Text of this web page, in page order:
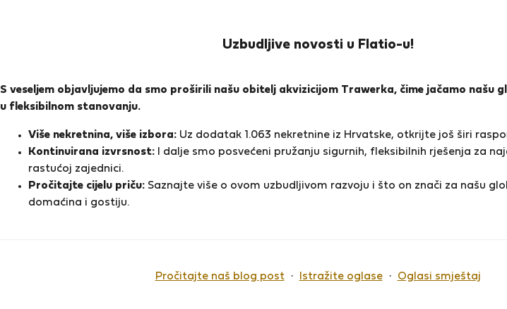
Uzbudljive novosti u Flatio-u!
S veseljem objavljujemo da smo proširili našu obitelj akvizicijom Trawerka, čime jačamo našu
u fleksibilnom stanovanju.
Više nekretnina, više izbora: Uz dodatak 1.063 nekretnine iz Hrvatske, otkrijte još širi
Kontinuirana izvrsnost: I dalje smo posvećeni pružanju sigurnih, fleksibilnih rješenja za
rastućoj zajednici.
Pročitajte cijelu priču: Saznajte više o ovom uzbudljivom razvoju i što on znači za našu
domaćina i gostiju.
Pročitajte naš blog post· Istražite oglase· Oglasi smještaj
Ocjena i reference
O meni
Hi, we speak English and Spanish.
We designed the flat for maximum
comfort and luxury.
I had a very great experience in this
hosts. The apartment is brand-new,
Budapest. I hope to get there again